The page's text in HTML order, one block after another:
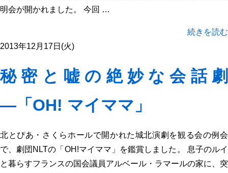
明会が開かれました。 今回 …
続きを読む
2013年12月17日(火)
秘密と嘘の絶妙な会話劇
―「OH! マイママ」
北とぴあ・さくらホールで開かれた城北演劇を観る会の例会
で、劇団NLTの「OH!マイママ」を鑑賞しました。 息子のルイ
と暮らすフランスの国会議員アルベール・ラマールの家に、突